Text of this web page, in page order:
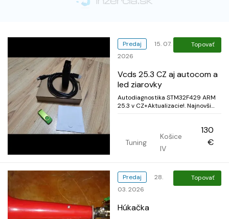
Predaj
15. 07.
2026
Topovať
Vcds 25.3 CZ aj autocom a
led ziarovky
Autodiagnostika STM32F429 ARM
25.3 v CZ+Aktualizacie!. Najnovši
aktualizacie(na rozdiel od inich
rovnako vyzerajucich krytom,
Tuning
Košice
IV
130
€
Predaj
28.
03. 2026
Topovať
Húkačka